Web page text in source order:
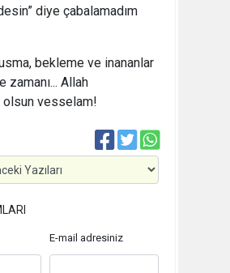
diye çabalamadım
bekleme ve inananlar
zamanı... Allah
olsun vesselam!
E-mail adresiniz